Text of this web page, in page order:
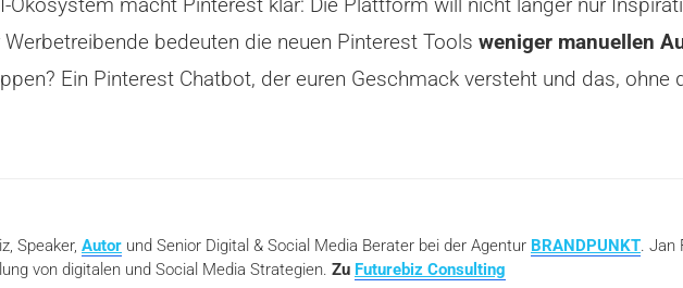
bedeuten die neuen Pinterest Tools weniger manuellen
Ein Pinterest Chatbot, der euren Geschmack versteht und das, ohne
Speaker, Autor und Senior Digital & Social Media Berater bei der Agentur BRANDPUNKT. Jan
von digitalen und Social Media Strategien. Zu Futurebiz Consulting